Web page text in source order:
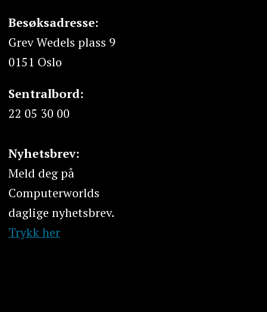
Besøksadresse:
Grev Wedels plass 9
0151 Oslo
Sentralbord:
22 05 30 00
Nyhetsbrev:
Meld deg på
Computerworlds
daglige nyhetsbrev.
Trykk her